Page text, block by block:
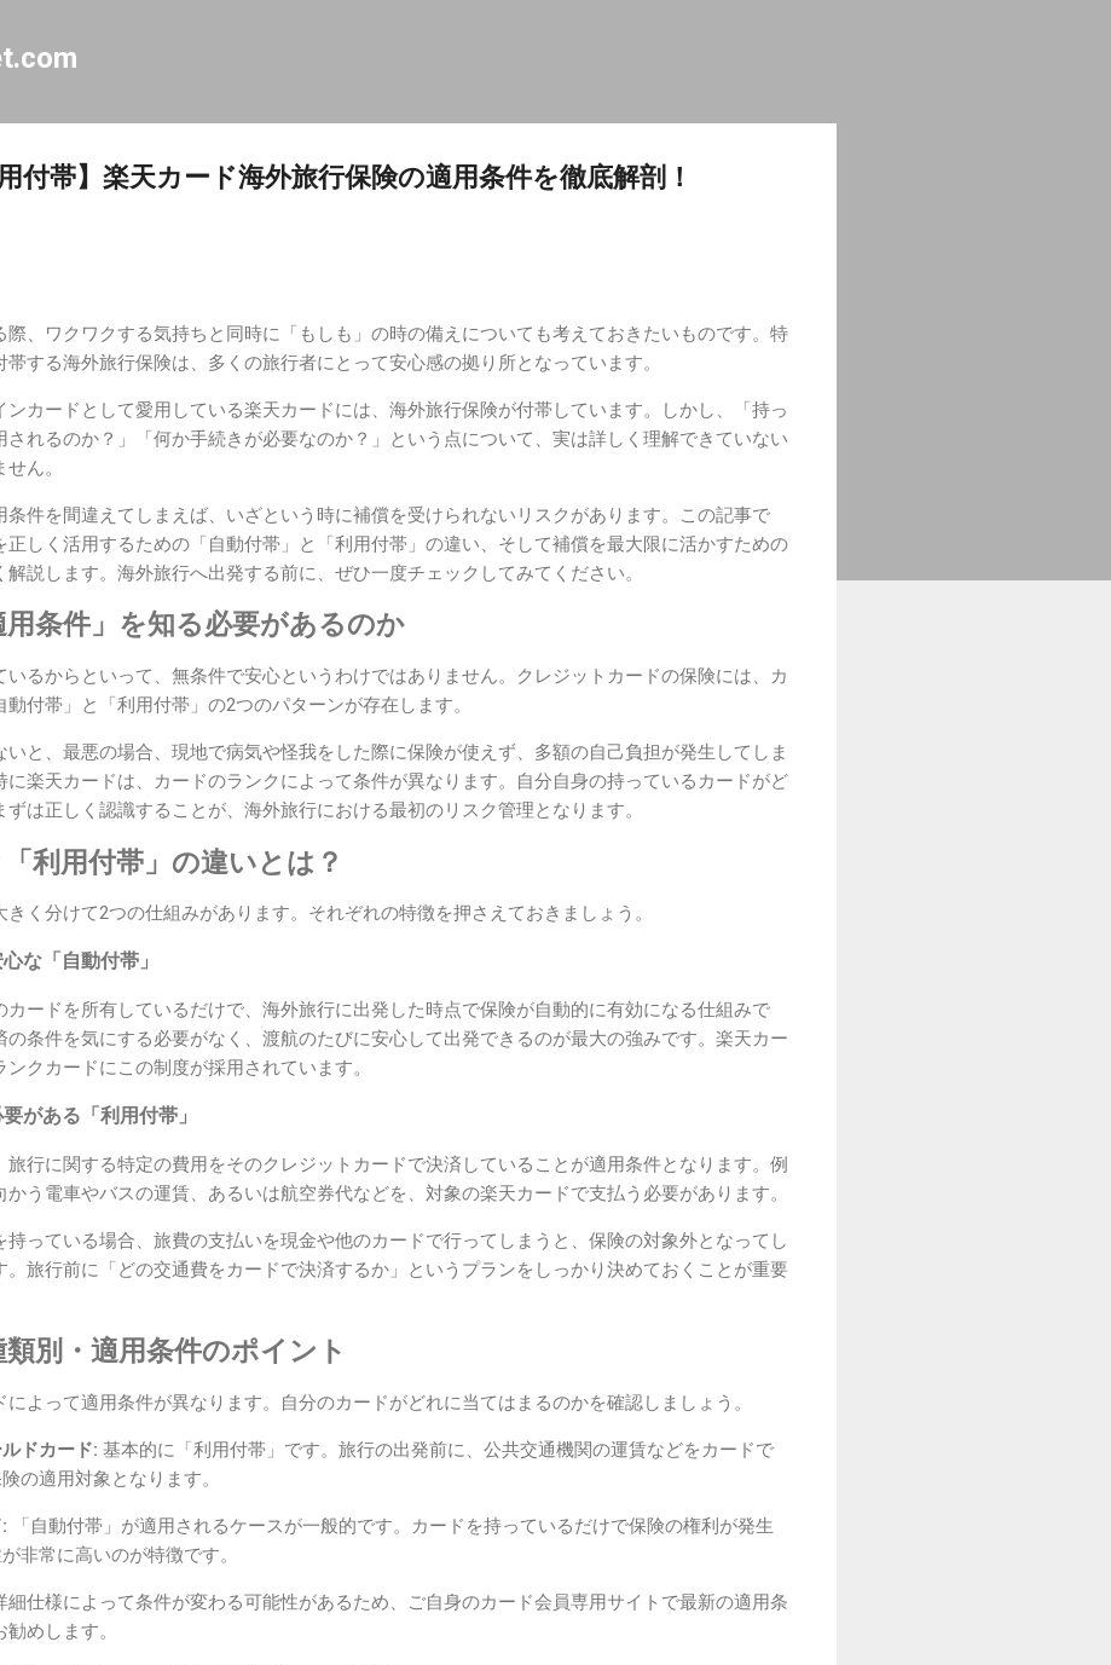
付帯】楽天カード海外旅行保険の適用条件を徹底解剖！
際、ワクワクする気持ちと同時に「もしも」の時の備えについても考えておきたいものです。特
する海外旅行保険は、多くの旅行者にとって安心感の拠り所となっています。
カードとして愛用している楽天カードには、海外旅行保険が付帯しています。しかし、「持っ
されるのか？」「何か手続きが必要なのか？」という点について、実は詳しく理解できていない
ん。
条件を間違えてしまえば、いざという時に補償を受けられないリスクがあります。この記事で
正しく活用するための「自動付帯」と「利用付帯」の違い、そして補償を最大限に活かすための
説します。海外旅行へ出発する前に、ぜひ一度チェックしてみてください。
条件」を知る必要があるのか
るからといって、無条件で安心というわけではありません。クレジットカードの保険には、カ
付帯」と「利用付帯」の2つのパターンが存在します。
いと、最悪の場合、現地で病気や怪我をした際に保険が使えず、多額の自己負担が発生してしま
に楽天カードは、カードのランクによって条件が異なります。自分自身の持っているカードがど
は正しく認識することが、海外旅行における最初のリスク管理となります。
「利用付帯」の違いとは？
く分けて2つの仕組みがあります。それぞれの特徴を押さえておきましょう。
な「自動付帯」
カードを所有しているだけで、海外旅行に出発した時点で保険が自動的に有効になる仕組みで
の条件を気にする必要がなく、渡航のたびに安心して出発できるのが最大の強みです。楽天カー
ンクカードにこの制度が採用されています。
がある「利用付帯」
旅行に関する特定の費用をそのクレジットカードで決済していることが適用条件となります。例
かう電車やバスの運賃、あるいは航空券代などを、対象の楽天カードで支払う必要があります。
持っている場合、旅費の支払いを現金や他のカードで行ってしまうと、保険の対象外となってし
。旅行前に「どの交通費をカードで決済するか」というプランをしっかり決めておくことが重要
別・適用条件のポイント
よって適用条件が異なります。自分のカードがどれに当てはまるのかを確認しましょう。
ドカード: 基本的に「利用付帯」です。旅行の出発前に、公共交通機関の運賃などをカードで
の適用対象となります。
「自動付帯」が適用されるケースが一般的です。カードを持っているだけで保険の権利が発生
非常に高いのが特徴です。
仕様によって条件が変わる可能性があるため、ご自身のカード会員専用サイトで最新の適用条
めします。